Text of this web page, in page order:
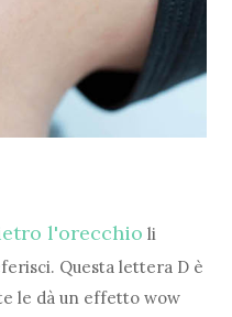
l'orecchio li
Questa lettera D è
le dà un effetto wow